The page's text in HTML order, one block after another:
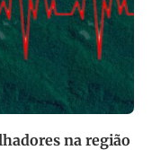
na região